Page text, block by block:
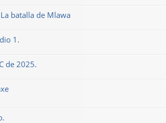
batalla de Mlawa
1.
de 2025.